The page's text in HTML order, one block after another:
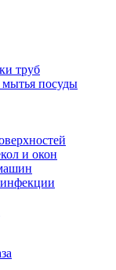
труб
мытья посуды
и окон